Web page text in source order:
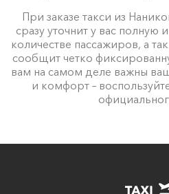
При заказе такси из
сразу уточнит у вас
количестве пассажиров, а
сообщит четко
вам на самом деле важны
и комфорт –